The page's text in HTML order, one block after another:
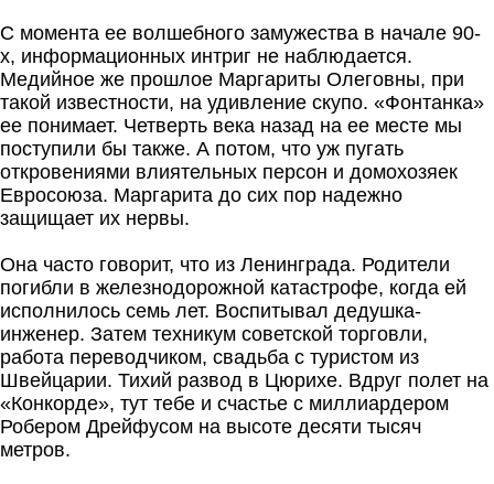
С момента ее волшебного замужества в начале 90-
х, информационных интриг не наблюдается.
Медийное же прошлое Маргариты Олеговны, при
такой известности, на удивление скупо. «Фонтанка»
ее понимает. Четверть века назад на ее месте мы
поступили бы также. А потом, что уж пугать
откровениями влиятельных персон и домохозяек
Евросоюза. Маргарита до сих пор надежно
защищает их нервы.
Она часто говорит, что из Ленинграда. Родители
погибли в железнодорожной катастрофе, когда ей
исполнилось семь лет. Воспитывал дедушка-
инженер. Затем техникум советской торговли,
работа переводчиком, свадьба с туристом из
Швейцарии. Тихий развод в Цюрихе. Вдруг полет на
«Конкорде», тут тебе и счастье с миллиардером
Робером Дрейфусом на высоте десяти тысяч
метров.